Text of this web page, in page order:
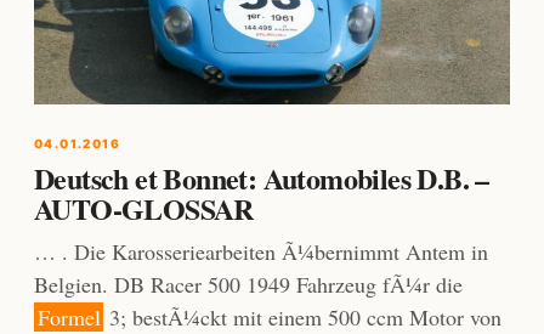
04.01.2016
Deutsch et Bonnet: Automobiles D.B. –
AUTO-GLOSSAR
… . Die Karosseriearbeiten Ã¼bernimmt Antem in
Belgien. DB Racer 500 1949 Fahrzeug fÃ¼r die
Formel 3; bestÃ¼ckt mit einem 500 ccm Motor von